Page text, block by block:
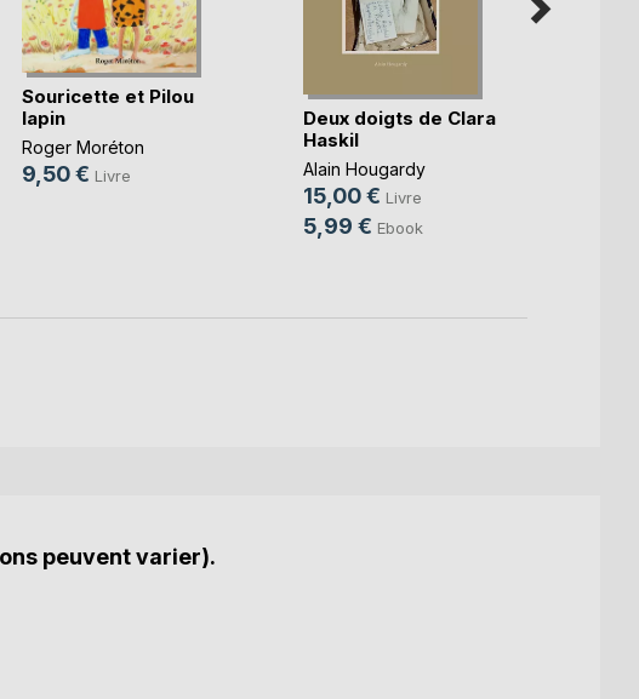
Souricette et Pilou
lapin
Roger Moréton
9,50 € Livre
Deux doigts de Clara
Haskil
Alain Hougardy
15,00 € Livre
5,99 € Ebook
peuvent varier).